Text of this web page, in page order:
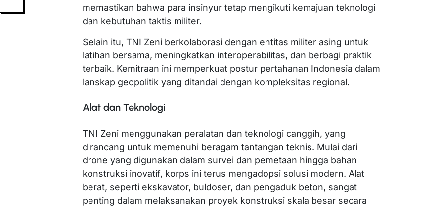
memastikan bahwa para insinyur tetap mengikuti kemajuan teknologi
dan kebutuhan taktis militer.
Selain itu, TNI Zeni berkolaborasi dengan entitas militer asing untuk
latihan bersama, meningkatkan interoperabilitas, dan berbagi praktik
terbaik. Kemitraan ini memperkuat postur pertahanan Indonesia dalam
lanskap geopolitik yang ditandai dengan kompleksitas regional.
Alat dan Teknologi
TNI Zeni menggunakan peralatan dan teknologi canggih, yang
dirancang untuk memenuhi beragam tantangan teknis. Mulai dari
drone yang digunakan dalam survei dan pemetaan hingga bahan
konstruksi inovatif, korps ini terus mengadopsi solusi modern. Alat
berat, seperti ekskavator, buldoser, dan pengaduk beton, sangat
penting dalam melaksanakan proyek konstruksi skala besar secara